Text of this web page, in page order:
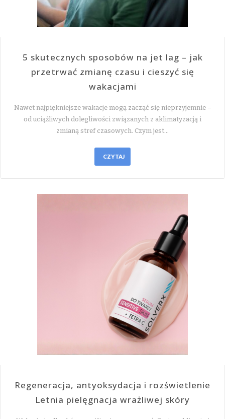
5 skutecznych sposobów na jet lag – jak
przetrwać zmianę czasu i cieszyć się
wakacjami
Nawet najpiękniejsze wakacje mogą zacząć się nieprzyjemnie –
od uciążliwych dolegliwości związanych z aklimatyzacją i
zmianą stref czasowych. Czym jest…
CZYTAJ
Regeneracja, antyoksydacja i rozświetlenie
Letnia pielęgnacja wrażliwej skóry